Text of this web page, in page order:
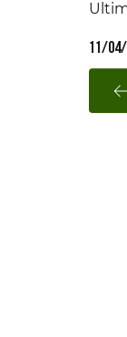
11/04/